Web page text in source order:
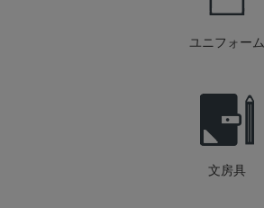
ユニフォーム
文房具